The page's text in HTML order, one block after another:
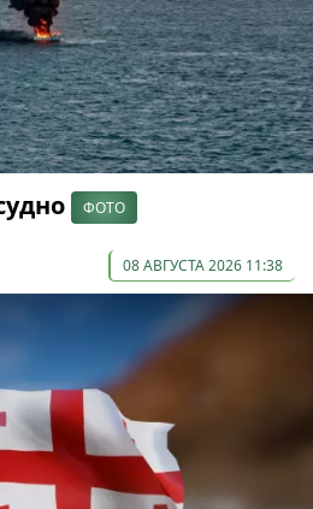
ФОТО
08 АВГУСТА 2026 11:38